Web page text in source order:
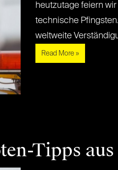
heutzutage feiern
technische
weltweite
Read More »
Tipps aus